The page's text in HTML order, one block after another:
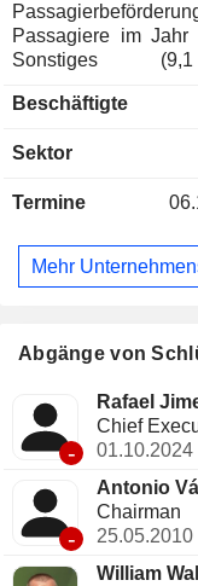
Passagiere im Jahr 2025; -
Sonstiges
computergestützten
Der Nettoumsatz
Staaten (16,4 %)
Beschäftigte
Sektor
Termine
Mehr
Abgänge von
-
Rafael
Chief
01.10.2024
-
Antonio
Chairman
25.05.2010
William